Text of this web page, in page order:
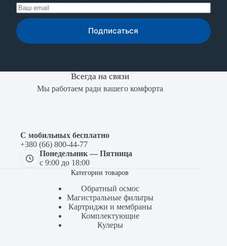
Подписаться
Всегда на связи
Мы работаем ради вашего комфорта
С мобильных бесплатно
+380 (66) 800-44-77
Понедельник — Пятница
с 9:00 до 18:00
Категории товаров
Обратный осмос
Магистральные фильтры
Картриджи и мембраны
Комплектующие
Кулеры